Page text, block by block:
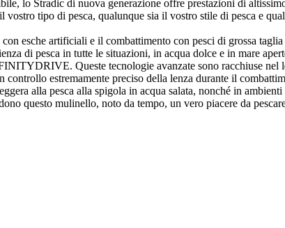
lo Stradic di nuova generazione offre prestazioni di
tipo di pesca, qualunque sia il vostro stile di pesca e
esche artificiali e il combattimento con pesci di grossa
di pesca in tutte le situazioni, in acqua dolce e in mare
Queste tecnologie avanzate sono racchiuse nel
estremamente preciso della lenza durante il
alla pesca alla spigola in acqua salata, nonché in
questo mulinello, noto da tempo, un vero piacere da